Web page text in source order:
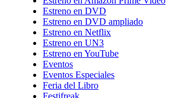
Estreno en DVD
Estreno en DVD ampliado
Estreno en Netflix
Estreno en UN3
Estreno en YouTube
Eventos
Eventos Especiales
Feria del Libro
Festifreak